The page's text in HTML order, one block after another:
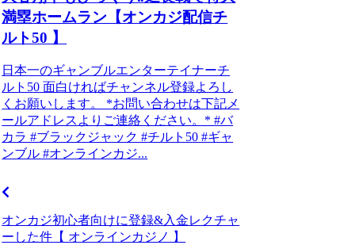
満塁ホームラン【オンカジ配信チ
ルト50 】
日本一のギャンブルエンターテイナーチ
ルト50 面白ければチャンネル登録よろし
くお願いします。 *お問い合わせは下記メ
ールアドレスよりご連絡ください。* #バ
カラ #ブラックジャック #チルト50 #ギャ
ンブル #オンラインカジ...
オンカジ初心者向けに登録&入金レクチャ
ーした件【 オンラインカジノ 】